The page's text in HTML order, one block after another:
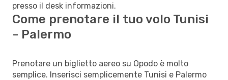
presso il desk informazioni.
Come prenotare il tuo volo Tunisi
- Palermo
Prenotare un biglietto aereo su Opodo è molto
semplice. Inserisci semplicemente Tunisi e Palermo